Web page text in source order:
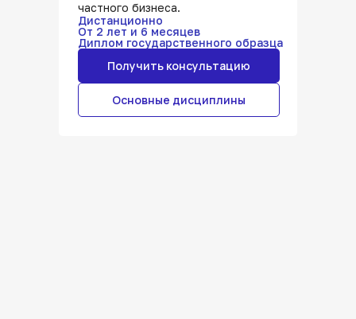
частного бизнеса.
Дистанционно
От 2 лет и 6 месяцев
Диплом государственного образца
Получить консультацию
Основные дисциплины